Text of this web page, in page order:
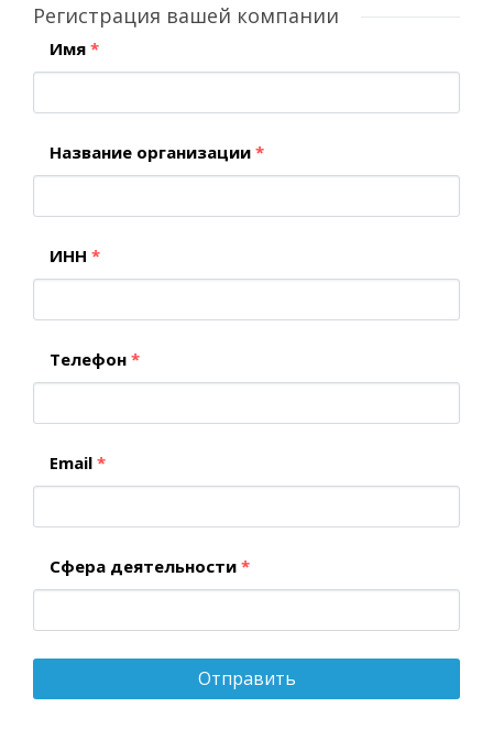
Регистрация вашей компании
Имя *
Название организации *
ИНН *
Телефон *
Email *
Сфера деятельности *